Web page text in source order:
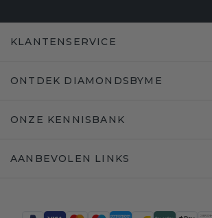
KLANTENSERVICE
ONTDEK DIAMONDSBYME
ONZE KENNISBANK
AANBEVOLEN LINKS